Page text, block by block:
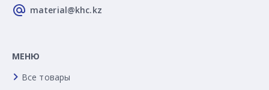
material@khc.kz
МЕНЮ
Все товары